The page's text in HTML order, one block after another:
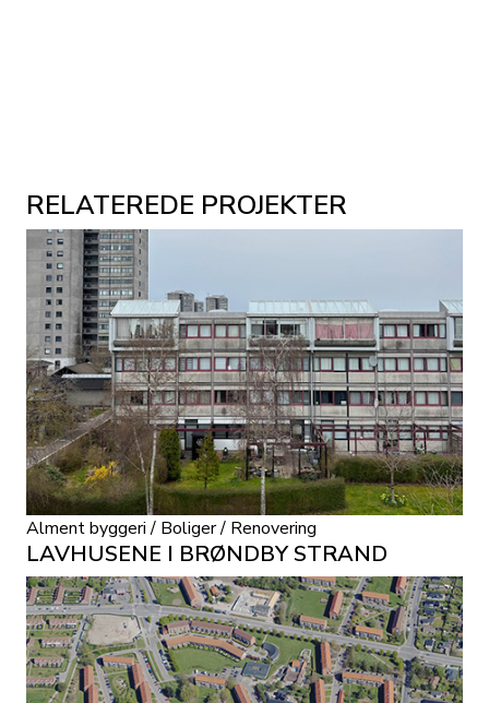
RELATEREDE PROJEKTER
Alment byggeri / Boliger / Renovering
LAVHUSENE I BRØNDBY STRAND